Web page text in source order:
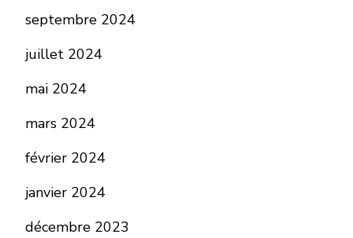
septembre 2024
juillet 2024
mai 2024
mars 2024
février 2024
janvier 2024
décembre 2023